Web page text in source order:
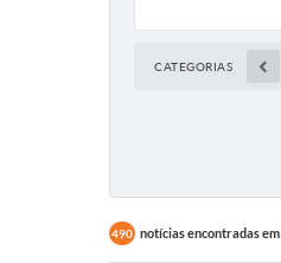
CATEGORIAS
490 notícias encontradas em